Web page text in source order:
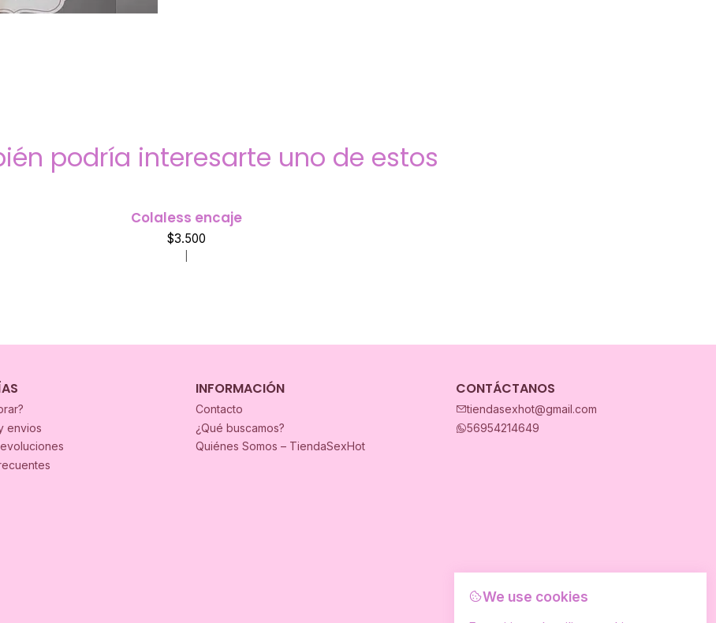
podría interesarte uno de estos
Colaless encaje
$3.500
envios
INFORMACIÓN
Contacto
¿Qué buscamos?
Quiénes Somos – TiendaSexHot
CONTÁCTANOS
tiendasexhot@gmail.com
56954214649
We use cookies